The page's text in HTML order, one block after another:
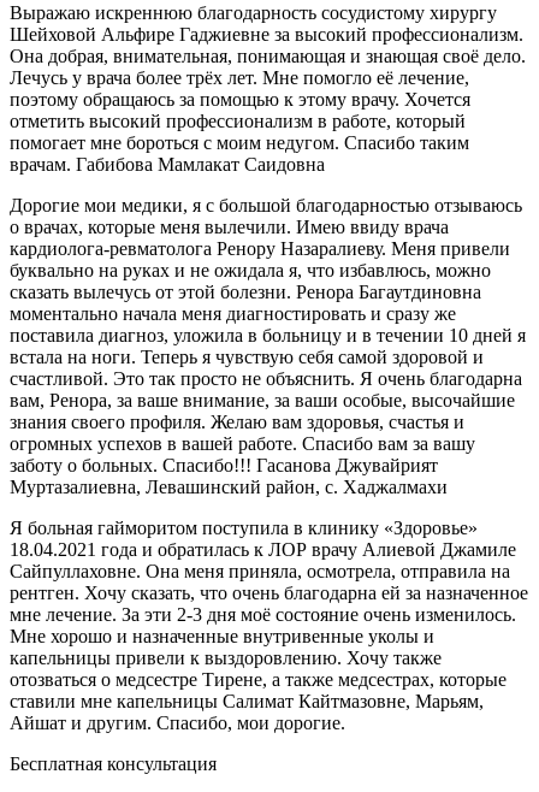
Выражаю искреннюю благодарность сосудистому хирургу
Шейховой Альфире Гаджиевне за высокий профессионализм.
Она добрая, внимательная, понимающая и знающая своё дело.
Лечусь у врача более трёх лет. Мне помогло её лечение,
поэтому обращаюсь за помощью к этому врачу. Хочется
отметить высокий профессионализм в работе, который
помогает мне бороться с моим недугом. Спасибо таким
врачам. Габибова Мамлакат Саидовна
Дорогие мои медики, я с большой благодарностью отзываюсь
о врачах, которые меня вылечили. Имею ввиду врача
кардиолога-ревматолога Ренору Назаралиеву. Меня привели
буквально на руках и не ожидала я, что избавлюсь, можно
сказать вылечусь от этой болезни. Ренора Багаутдиновна
моментально начала меня диагностировать и сразу же
поставила диагноз, уложила в больницу и в течении 10 дней я
встала на ноги. Теперь я чувствую себя самой здоровой и
счастливой. Это так просто не объяснить. Я очень благодарна
вам, Ренора, за ваше внимание, за ваши особые, высочайшие
знания своего профиля. Желаю вам здоровья, счастья и
огромных успехов в вашей работе. Спасибо вам за вашу
заботу о больных. Спасибо!!! Гасанова Джувайрият
Муртазалиевна, Левашинский район, с. Хаджалмахи
Я больная гайморитом поступила в клинику «Здоровье»
18.04.2021 года и обратилась к ЛОР врачу Алиевой Джамиле
Сайпуллаховне. Она меня приняла, осмотрела, отправила на
рентген. Хочу сказать, что очень благодарна ей за назначенное
мне лечение. За эти 2-3 дня моё состояние очень изменилось.
Мне хорошо и назначенные внутривенные уколы и
капельницы привели к выздоровлению. Хочу также
отозваться о медсестре Тирене, а также медсестрах, которые
ставили мне капельницы Салимат Кайтмазовне, Марьям,
Айшат и другим. Спасибо, мои дорогие.
Бесплатная консультация